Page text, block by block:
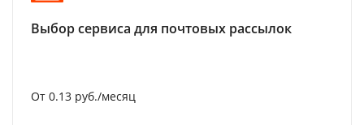
Выбор сервиса для почтовых рассылок
От 0.13 руб./месяц